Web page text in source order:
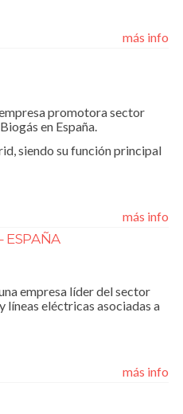
más info
promotora sector
en España.
siendo su función principal
más info
ESPAÑA
empresa líder del sector
líneas eléctricas asociadas a
más info